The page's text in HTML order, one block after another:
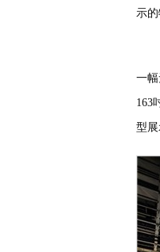
示的
一
163
型展